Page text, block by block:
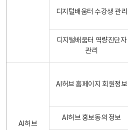
디지털배움터 수강생 관리
디지털배움터 역량진단자
관리
AI허브
AI허브 홈페이지 회원정보
AI허브 홍보동의 정보